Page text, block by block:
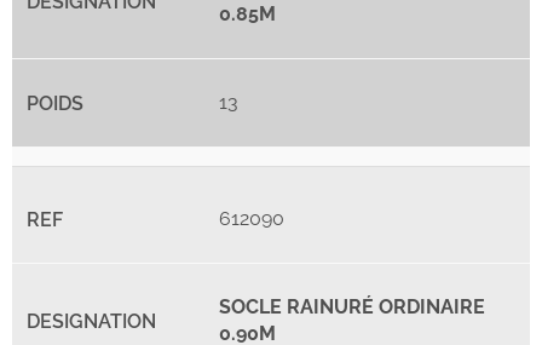
0.85M
13
612090
SOCLE RAINURÉ ORDINAIRE
0.90M